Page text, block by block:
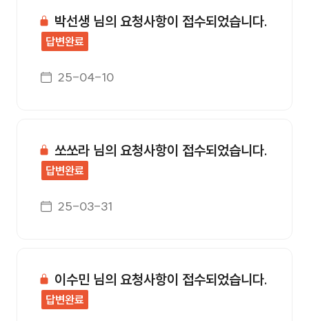
박선생 님의 요청사항이 접수되었습니다.
답변완료
게시일자
25-04-10
쏘쏘라 님의 요청사항이 접수되었습니다.
답변완료
게시일자
25-03-31
이수민 님의 요청사항이 접수되었습니다.
답변완료